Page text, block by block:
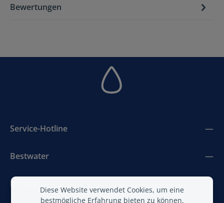
Bewertungen
Service-Hotline
Bestwater
BestAir
Diese Website verwendet Cookies, um eine
bestmögliche Erfahrung bieten zu können.